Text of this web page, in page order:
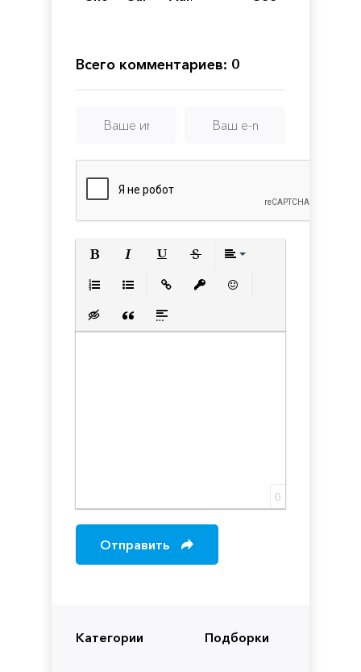
Категории Подборки
Всего комментариев: 0
Вставка скрытого текста
Вставка цитаты
Вставка спойлера
0
Отправить